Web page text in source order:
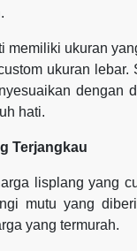
memiliki ukuran
ukuran
dengan
hati.
Terjangkau
lisplang yang
mutu yang
yang termurah.